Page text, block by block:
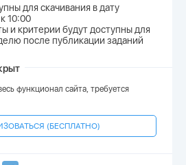
для скачивания в дату
10:00
и критерии будут доступны для
после публикации заданий
функционал сайта, требуется
(БЕСПЛАТНО)